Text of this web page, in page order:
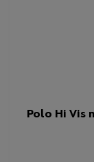
Polo Hi Vis